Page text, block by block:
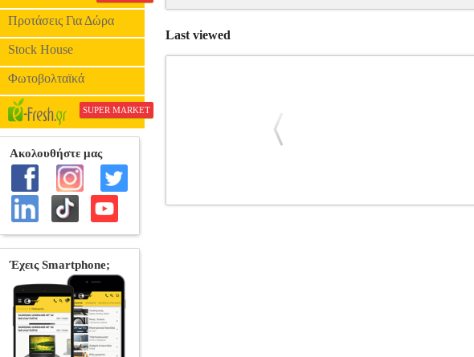
Προτάσεις Για Δώρα
Stock House
Φωτοβολταϊκά
SUPER MARKET
Last viewed